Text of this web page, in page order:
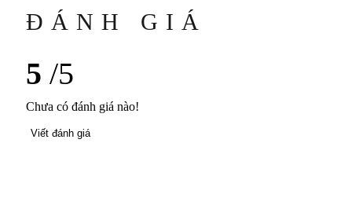
ĐÁNH GIÁ
5 /5
Chưa có đánh giá nào!
Viết đánh giá